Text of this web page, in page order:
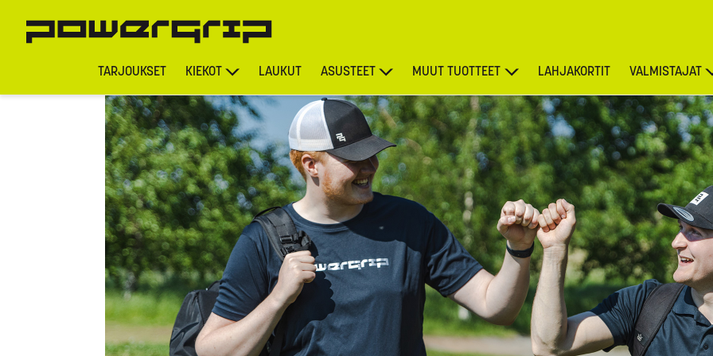
TARJOUKSET KIEKOT LAUKUT ASUSTEET MUUT TUOTTEET LAHJAKORTIT VALMISTAJAT
TARJOUKSET